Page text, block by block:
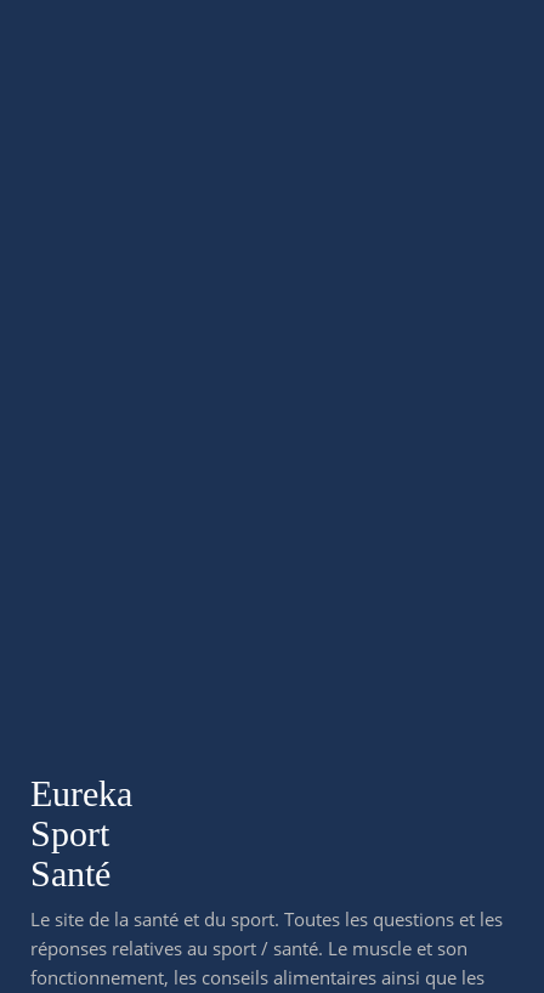
Eureka
Sport
Santé
Le site de la santé et du sport. Toutes les questions et les
réponses relatives au sport / santé. Le muscle et son
fonctionnement, les conseils alimentaires ainsi que les